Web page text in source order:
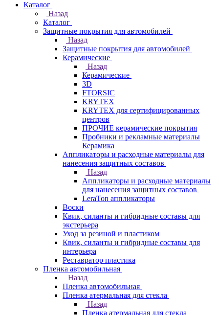
Каталог
Назад
Каталог
Защитные покрытия для автомобилей
Назад
Защитные покрытия для автомобилей
Керамические
Назад
Керамические
3D
FTORSIC
KRYTEX
KRYTEX для сертифицированных
центров
ПРОЧИЕ керамические покрытия
Пробники и рекламные материалы
Керамика
Аппликаторы и расходные материалы для
нанесения защитных составов
Назад
Аппликаторы и расходные материалы
для нанесения защитных составов
LeraTon аппликаторы
Воски
Квик, силанты и гибридные составы для
экстерьера
Уход за резиной и пластиком
Квик, силанты и гибридные составы для
интерьера
Реставратор пластика
Пленка автомобильная
Назад
Пленка автомобильная
Пленка атермальная для стекла
Назад
Пленка атермальная для стекла